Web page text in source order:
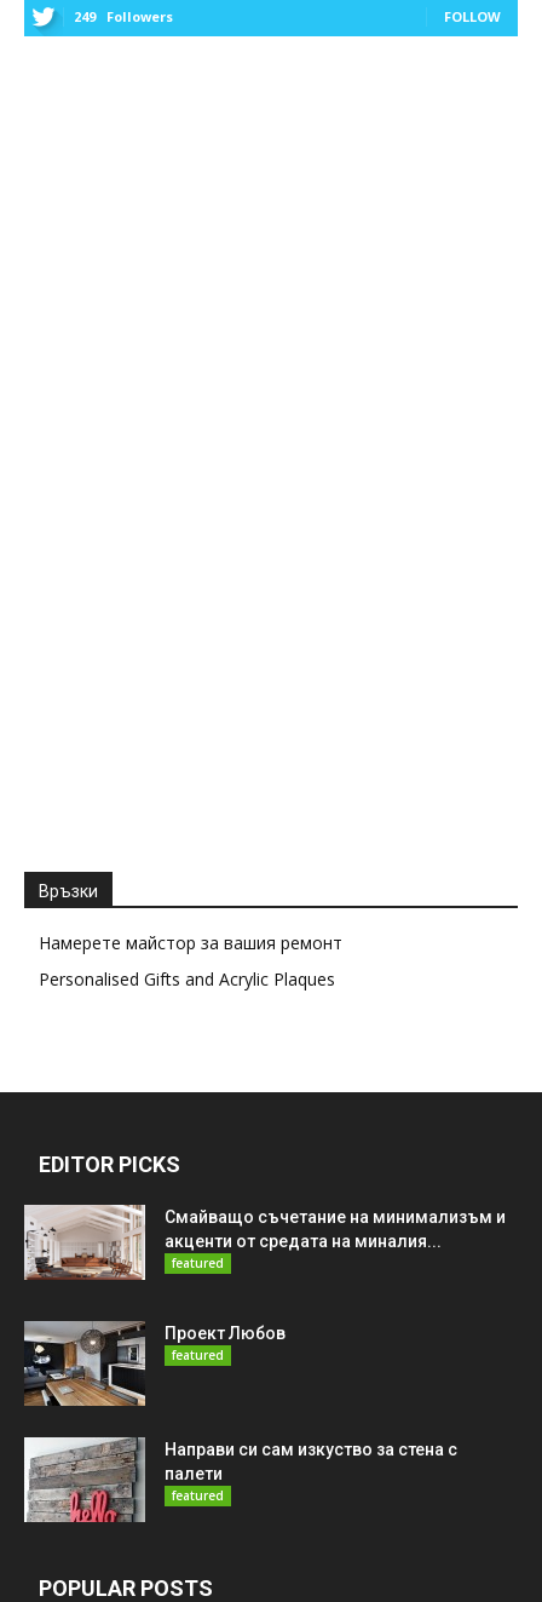
249 Followers FOLLOW
Връзки
Намерете майстор за вашия ремонт
Personalised Gifts and Acrylic Plaques
EDITOR PICKS
Смайващо съчетание на минимализъм и
акценти от средата на миналия...
featured
Проект Любов
featured
Направи си сам изкуство за стена с
палети
featured
POPULAR POSTS